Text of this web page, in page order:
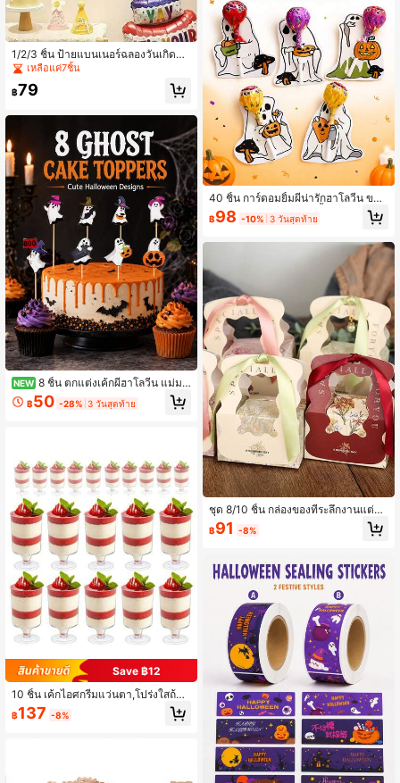
1/2/3 ชิ้น ป้ายแบนเนอร์ฉลองวันเกิดสีสั
นสดใส ป้ายแบนเนอร์ฉากหลัง และของ
ลังงานปาร์ตี้และการฉลองวันเกิด
เหลือแค่7ชิ้น
฿79
NEW 8 ชิ้น ตกแต่งเค้กผีฮาโลวีน แม่มด
น่ารัก ฟักทอง ตกแต่งขนมหวาน สำหรั
บงานวันเกิด คัพเค้ก การอบ และการตก
฿50 -28% 3 วันสุดท้าย
Save ฿12
10 ชิ้น เค้กไอศกรีมแว่นตา,โปร่งใสถ้วย
ขนมหวานสำหรับผลไม้และเค้ก,ช้อนไม่
รวม เหมาะสำหรับไอศกรีม มูส พุดดิ้ง แ
฿137 -8%
40 ชิ้น การ์ดอมยิ้มผีน่ารักฮาโลวีน ของ
ชำร่วยลูกกวาดงานปาร์ตี้ (แบบผสม)
฿98 -10% 3 วันสุดท้าย
ชุด 8/10 ชิ้น กล่องของที่ระลึกงานแต่ง
กล่องบรรจุของขวัญรูปแบบยุโรปใหม่ ถุ
งบรรจุขนม ที่มีความหรูหรา กล่องของข
฿91 -8%